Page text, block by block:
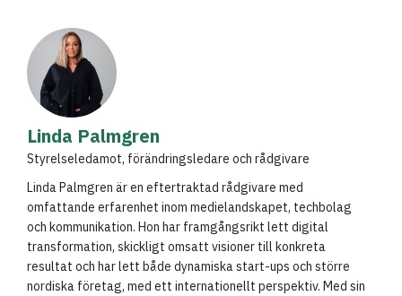
Linda Palmgren
Styrelseledamot, förändringsledare och rådgivare
Linda Palmgren är en eftertraktad rådgivare med
omfattande erfarenhet inom medielandskapet, techbolag
och kommunikation. Hon har framgångsrikt lett digital
transformation, skickligt omsatt visioner till konkreta
resultat och har lett både dynamiska start-ups och större
nordiska företag, med ett internationellt perspektiv. Med sin